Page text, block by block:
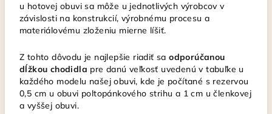
u hotovej obuvi sa môže u jednotlivých výrobcov v
závislosti na konstrukcií, výrobnému procesu a
materiálovému zloženiu mierne líšiť.
Z tohto dôvodu je najlepšie riadiť saodporúčanou
dĺžkou chodidla pre danú veľkosť uvedenú v tabuľke u
každého modelu našej obuvi, kde je počítané s rezervou
0,5 cm u obuvi poltopánkového strihu a 1 cm u členkovej
a vyššej obuvi.